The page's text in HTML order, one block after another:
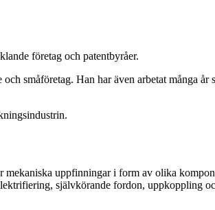
företag och patentbyråer.
småföretag. Han har även arbetat många
uppfinningar i form av olika
självkörande fordon, uppkoppling